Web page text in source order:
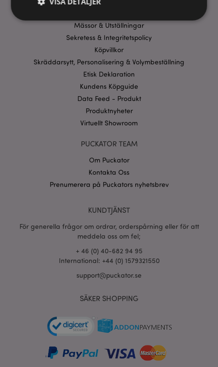
Mässor & Utställningar
Sekretess & Integritetspolicy
Köpvillkor
Skräddarsytt, Personalisering & Volymbeställning
Etisk Deklaration
Kundens Köpguide
Data Feed - Produkt
Produktnyheter
Virtuellt Showroom
PUCKATOR TEAM
Om Puckator
Kontakta Oss
Prenumerera på Puckators nyhetsbrev
KUNDTJÄNST
För generella frågor om ordrar, orderspårning eller för att
meddela oss om fel;
+ 46 (0) 40-682 94 95
International: +44 (0) 1579321550
support@puckator.se
SÄKER SHOPPING
Strikt nödvändigt Prestanda
Inriktning
Funktioner
Strikt nödvändiga cookies tillåter grundläggande
och kontohantering. Webbplatsen kan inte
användas korrekt utan strikt nödvändiga cookies.
searchReport-log
recently_compared_product_previous
Adobe Inc.
section_data_ids
product_data_storage
Adobe Inc.
www.puckator.se
Googles
sekretesspolicy